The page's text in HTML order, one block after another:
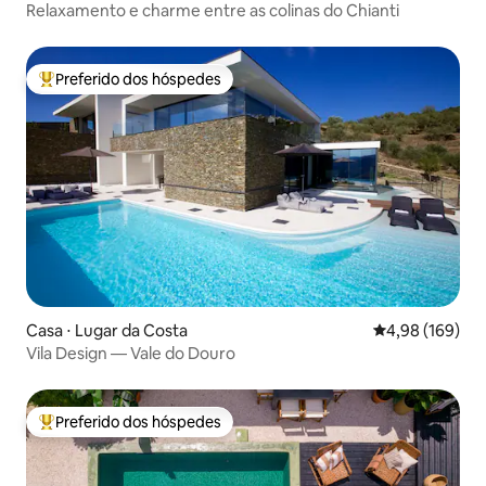
Relaxamento e charme entre as colinas do Chianti
Entre os melhores preferidos dos hóspedes
Preferido dos hóspedes
Casa ⋅ Lugar da Costa 4,98 de uma
4,98 (169)
Vila Design — Vale do Douro
Entre os melhores preferidos dos hóspedes
Preferido dos hóspedes